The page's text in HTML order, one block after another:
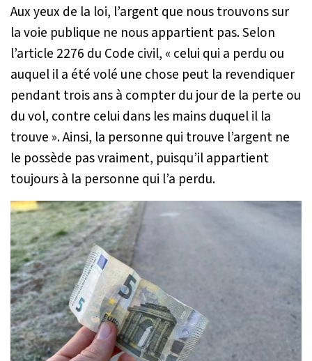
Aux yeux de la loi, l’argent que nous trouvons sur
la voie publique ne nous appartient pas. Selon
l’article 2276 du Code civil, « celui qui a perdu ou
auquel il a été volé une chose peut la revendiquer
pendant trois ans à compter du jour de la perte ou
du vol, contre celui dans les mains duquel il la
trouve ». Ainsi, la personne qui trouve l’argent ne
le possède pas vraiment, puisqu’il appartient
toujours à la personne qui l’a perdu.